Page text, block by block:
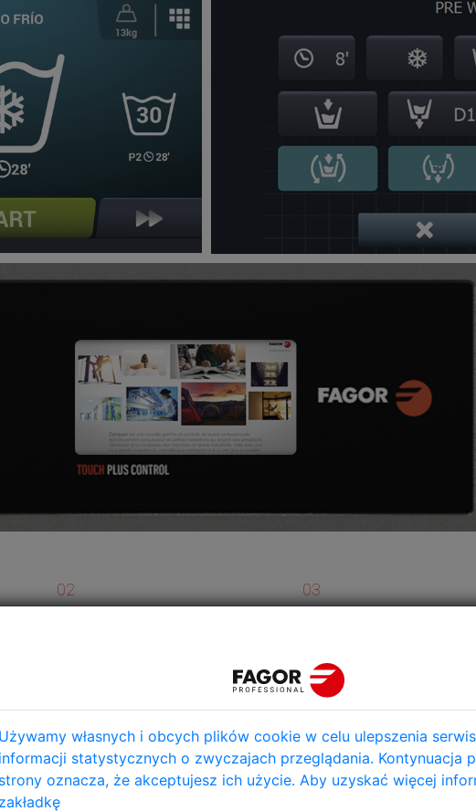
do
02
wyposażone we wszechstronny i
łatwy w obsłudze system
programowania ekranu
dotykowego z 29 programami
fabrycznymi. Programy te można
modyfikować w czasie
03
Ekran Touch Plus Control
możliwość innowacyjnego
użytkowania, które
perspektywy dochodów
samoobsługowych, a
reklama. Teraz możesz
Używamy własnych i obcych plików cookie w celu ulepszenia
informacji statystycznych o zwyczajach przeglądania. Kontynuacja
strony oznacza, że akceptujesz ich użycie. Aby uzyskać więcej
zakładkę